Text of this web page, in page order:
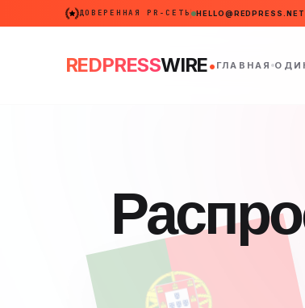
ДОВЕРЕННАЯ PR-СЕТЬ HELLO@REDPRESS.NET
REDPRESSWIRE. ГЛАВНАЯ